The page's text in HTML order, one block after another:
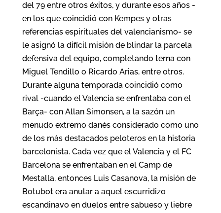
del 79 entre otros éxitos, y durante esos años -
en los que coincidió con Kempes y otras
referencias espirituales del valencianismo- se
le asignó la difícil misión de blindar la parcela
defensiva del equipo, completando terna con
Miguel Tendillo o Ricardo Arias, entre otros.
Durante alguna temporada coincidió como
rival -cuando el Valencia se enfrentaba con el
Barça- con Allan Simonsen, a la sazón un
menudo extremo danés considerado como uno
de los más destacados peloteros en la historia
barcelonista. Cada vez que el Valencia y el FC
Barcelona se enfrentaban en el Camp de
Mestalla, entonces Luis Casanova, la misión de
Botubot era anular a aquel escurridizo
escandinavo en duelos entre sabueso y liebre